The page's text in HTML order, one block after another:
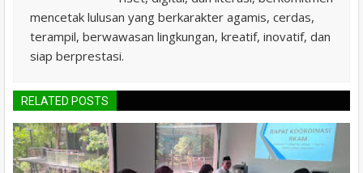
mencetak lulusan yang berkarakter agamis, cerdas,
terampil, berwawasan lingkungan, kreatif, inovatif, dan
siap berprestasi.
RELATED POSTS